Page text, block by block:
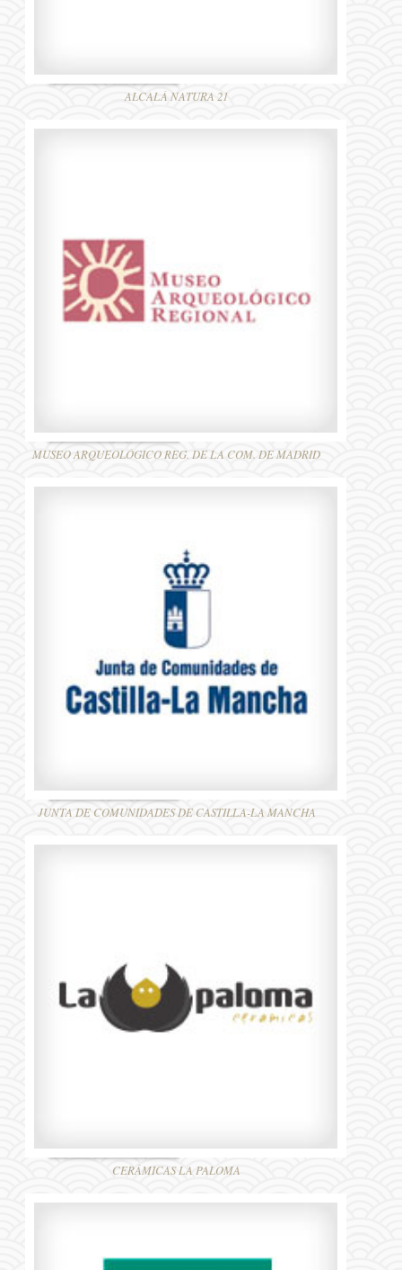
ALCALÁ NATURA 21
MUSEO ARQUEOLÓGICO REG. DE LA COM. DE MADRID
JUNTA DE COMUNIDADES DE CASTILLA-LA MANCHA
CERÁMICAS LA PALOMA